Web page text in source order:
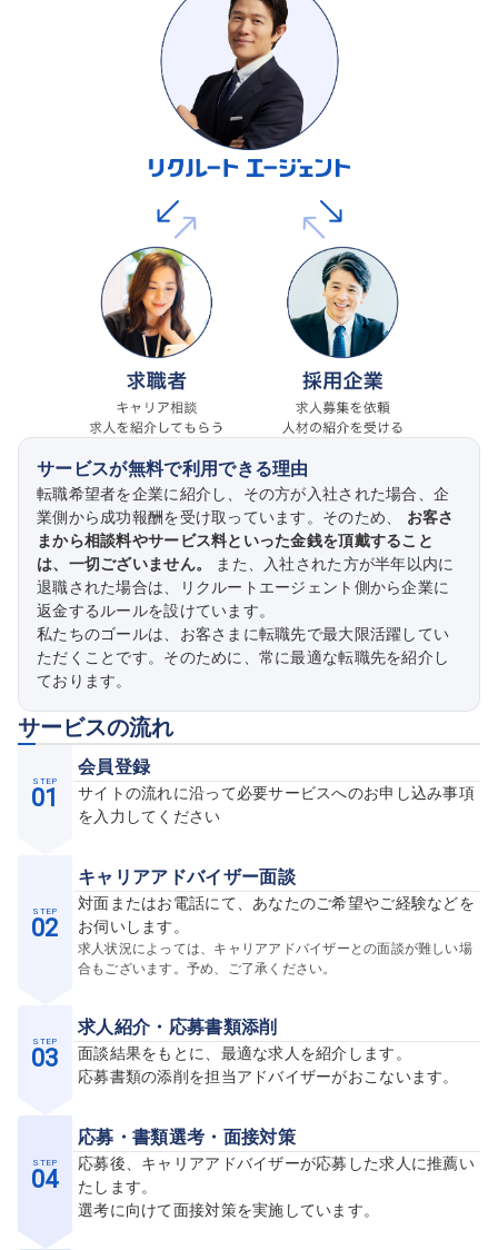
サービスが無料で利用できる理由
転職希望者を企業に紹介し、その方が入社された場合、企
業側から成功報酬を受け取っています。そのため、
お客さ
まから相談料やサービス料といった金銭を頂戴すること
は、一切ございません。
また、入社された方が半年以内に
退職された場合は、リクルートエージェント側から企業に
返金するルールを設けています。
私たちのゴールは、お客さまに転職先で最大限活躍してい
ただくことです。そのために、常に最適な転職先を紹介し
ております。
サービスの流れ
STEP
01
会員登録
サイトの流れに沿って必要サービスへのお申し込み事項
を入力してください
STEP
02
キャリアアドバイザー面談
対面またはお電話にて、あなたのご希望やご経験などを
お伺いします。
求人状況によっては、キャリアアドバイザーとの面談が難しい場
合もございます。予め、ご了承ください。
STEP
03
求人紹介・応募書類添削
面談結果をもとに、最適な求人を紹介します。
応募書類の添削を担当アドバイザーがおこないます。
STEP
04
応募・書類選考・面接対策
応募後、キャリアアドバイザーが応募した求人に推薦い
たします。
選考に向けて面接対策を実施しています。